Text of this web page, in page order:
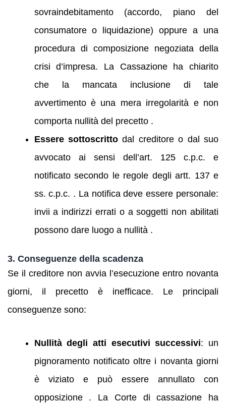
sovraindebitamento (accordo, piano del
consumatore o liquidazione) oppure a una
procedura di composizione negoziata della
crisi d’impresa. La Cassazione ha chiarito
che la mancata inclusione di tale
avvertimento è una mera irregolarità e non
comporta nullità del precetto .
Essere sottoscrittodal creditore o dal suo
avvocato ai sensi dell’art. 125 c.p.c. e
notificato secondo le regole degli artt. 137 e
ss. c.p.c. . La notifica deve essere personale:
invii a indirizzi errati o a soggetti non abilitati
possono dare luogo a nullità .
3. Conseguenze della scadenza
Se il creditore non avvia l’esecuzione entro novanta
giorni, il precetto è inefficace. Le principali
conseguenze sono:
Nullità degli atti esecutivi successivi: un
pignoramento notificato oltre i novanta giorni
è viziato e può essere annullato con
opposizione . La Corte di cassazione ha